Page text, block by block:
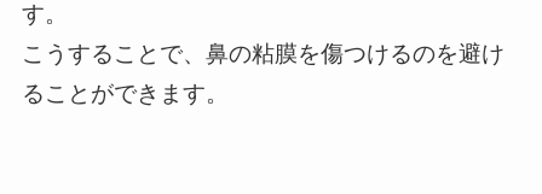
す。
こうすることで、鼻の粘膜を傷つけるのを避け
ることができます。